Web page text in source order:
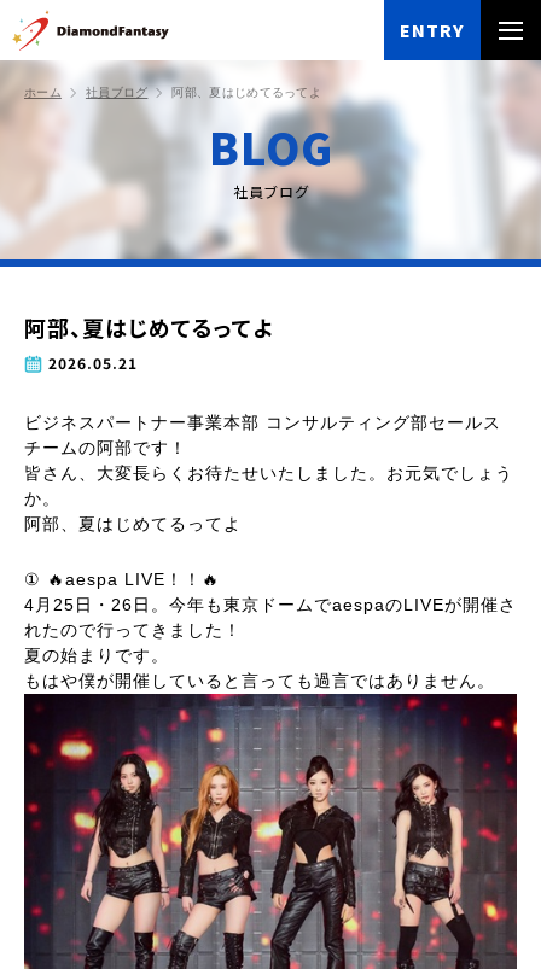
ENTRY
ホーム 社員ブログ 阿部、夏はじめてるってよ
BLOG
社員ブログ
阿部、夏はじめてるってよ
2026.05.21
ビジネスパートナー事業本部 コンサルティング部セールス
チームの阿部です！
皆さん、大変長らくお待たせいたしました。お元気でしょう
か。
阿部、夏はじめてるってよ
① 🔥aespa LIVE！！🔥
4月25日・26日。今年も東京ドームでaespaのLIVEが開催さ
れたので行ってきました！
夏の始まりです。
もはや僕が開催していると言っても過言ではありません。